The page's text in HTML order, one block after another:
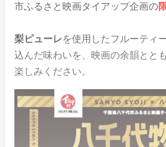
市ふるさと映画タイアップ企画の
梨ピューレを使用したフルーティ
込んだ味わいを、映画の余韻とと
楽しみください。